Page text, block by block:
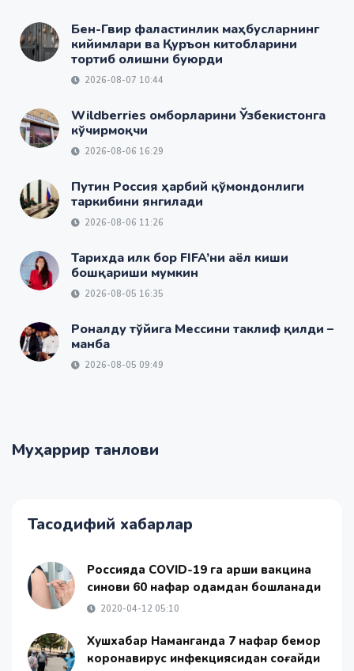
Бен-Гвир фаластинлик маҳбусларнинг
кийимлари ва Қуръон китобларини
тортиб олишни буюрди
2026-08-07 10:44
Wildberries омборларини Ўзбекистонга
кўчирмоқчи
2026-08-06 16:29
Путин Россия ҳарбий қўмондонлиги
таркибини янгилади
2026-08-06 11:26
Тарихда илк бор FIFA’ни аёл киши
бошқариши мумкин
2026-08-05 16:35
Роналду тўйига Мессини таклиф қилди –
манба
2026-08-05 09:49
Муҳаррир танлови
Тасодифий хабарлар
Россияда COVID-19 га қарши вакцина
синови 60 нафар одамдан бошланади
2020-04-12 05:10
Хушхабар Наманганда 7 нафар бемор
коронавирус инфекциясидан соғайди